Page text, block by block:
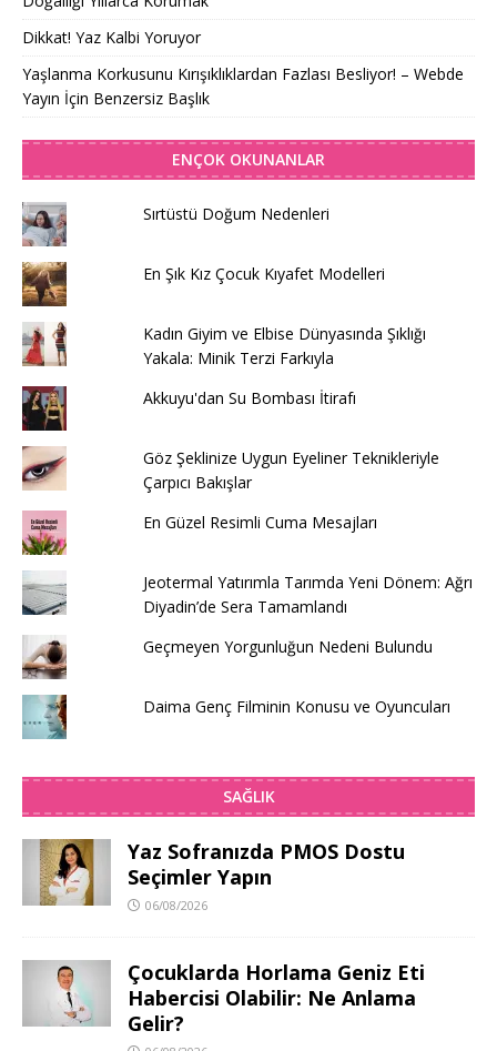
Dikkat! Yaz Kalbi Yoruyor
Yaşlanma Korkusunu Kırışıklıklardan Fazlası Besliyor! – Webde
Yayın İçin Benzersiz Başlık
ENÇOK OKUNANLAR
Sırtüstü Doğum Nedenleri
En Şık Kız Çocuk Kıyafet Modelleri
Kadın Giyim ve Elbise Dünyasında Şıklığı
Yakala: Minik Terzi Farkıyla
Akkuyu'dan Su Bombası İtirafı
Göz Şeklinize Uygun Eyeliner Teknikleriyle
Çarpıcı Bakışlar
En Güzel Resimli Cuma Mesajları
Jeotermal Yatırımla Tarımda Yeni Dönem: Ağrı
Diyadin’de Sera Tamamlandı
Geçmeyen Yorgunluğun Nedeni Bulundu
Daima Genç Filminin Konusu ve Oyuncuları
SAĞLIK
Yaz Sofranızda PMOS Dostu
Seçimler Yapın
06/08/2026
Çocuklarda Horlama Geniz Eti
Habercisi Olabilir: Ne Anlama
Gelir?